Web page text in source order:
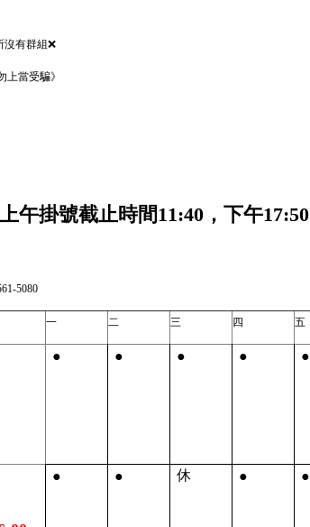
有群組❌
上當受騙》
上午掛號截止時間11:40，下午17:50
5080
一 二 三 四 五
● ● ● ● ●
● ● 休 ● ●